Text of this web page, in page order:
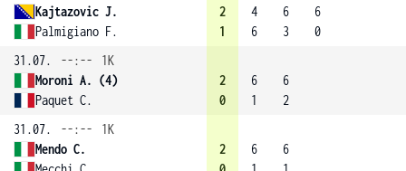
Kajtazovic J.
Palmigiano F.
2
1
4
6
6
3
6
0
31.07.
--:--
1K
Moroni A. (4)
Paquet C.
2
0
6
1
6
2
31.07.
--:--
1K
Mendo C.
2
6
6